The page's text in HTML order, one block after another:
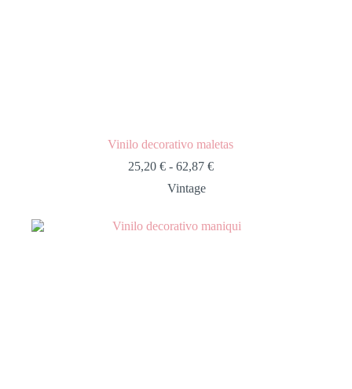
Vinilo decorativo maletas
25,20 € - 62,87 €
Vintage